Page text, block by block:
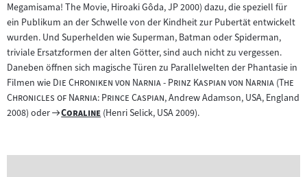
Megamisama! The Movie, Hiroaki Gôda, JP 2000) dazu, die speziell für
ein Publikum an der Schwelle von der Kindheit zur Pubertät entwickelt
wurden. Und Superhelden wie Superman, Batman oder Spiderman,
triviale Ersatzformen der alten Götter, sind auch nicht zu vergessen.
Daneben öffnen sich magische Türen zu Parallelwelten der Phantasie in
Filmen wie "Die Chroniken von Narnia - Prinz Kaspian von Narnia"("The
Chronicles of Narnia: Prince Caspian", Andrew Adamson, USA, England
2008) oder
Zum
"
Coraline"(Henri Selick, USA 2009).